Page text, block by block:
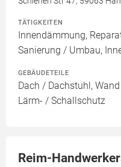
TÄTIGKEITEN
Innendämmung,
Sanierung / Umbau,
GEBÄUDETEILE
Dach / Dachstuhl,
Lärm- / Schallschutz
Reim-